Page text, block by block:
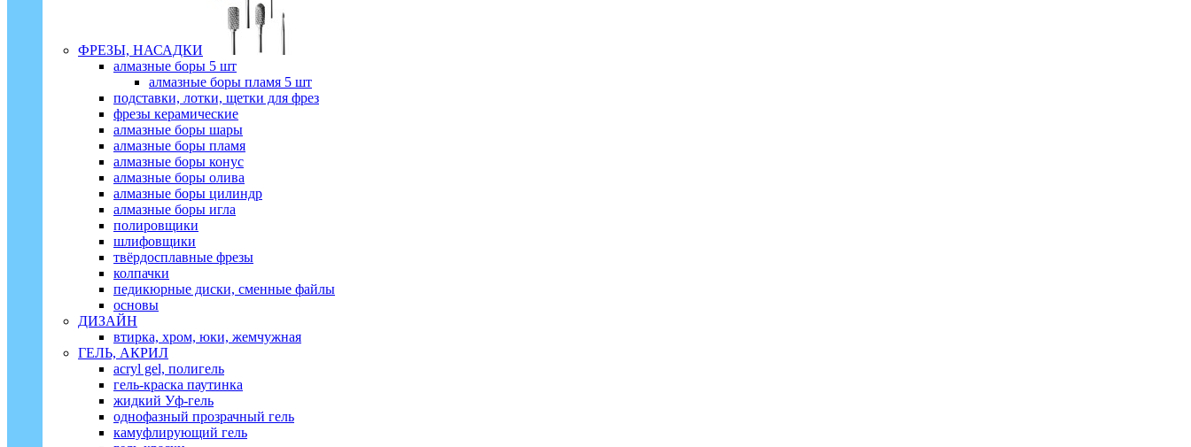
ФРЕЗЫ, НАСАДКИ
алмазные боры 5 шт
алмазные боры пламя 5 шт
подставки, лотки, щетки для фрез
фрезы керамические
алмазные боры шары
алмазные боры пламя
алмазные боры конус
алмазные боры олива
алмазные боры цилиндр
алмазные боры игла
полировщики
шлифовщики
твёрдосплавные фрезы
колпачки
педикюрные диски, сменные файлы
основы
ДИЗАЙН
втирка, хром, юки, жемчужная
ГЕЛЬ, АКРИЛ
acryl gel, полигель
гель-краска паутинка
жидкий Уф-гель
однофазный прозрачный гель
камуфлирующий гель